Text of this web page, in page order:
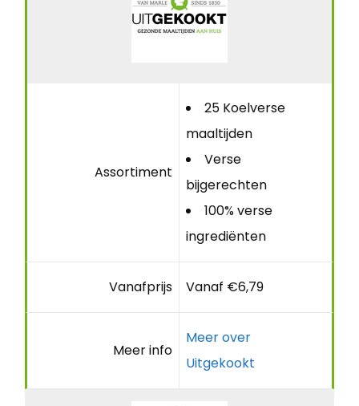
Assortiment
25 Koelverse
maaltijden
Verse
bijgerechten
100% verse
ingrediënten
Vanafprijs Vanaf €6,79
Meer info
Meer over
Uitgekookt